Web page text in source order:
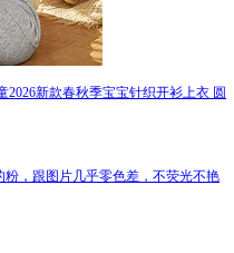
新款春秋季宝宝针织开衫上衣 圆
，跟图片几乎零色差，不荧光不艳